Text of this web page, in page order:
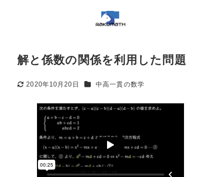
解と係数の関係を利用した問題
更新日
2020年10月20日 カテゴリー
中高一貫の数学